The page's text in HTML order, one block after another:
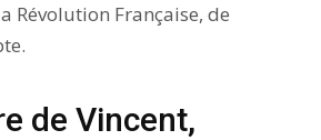
Révolution Française, de
de Vincent,